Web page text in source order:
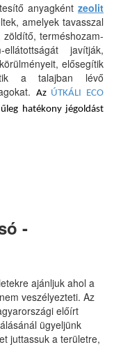
anyagként zeolit
amelyek tavasszal
terméshozam-
javítják,
elősegítik
a talajban lévő
Az ÚTKÁLI ECO
hatékony jégoldást
-
ajánljuk ahol a
veszélyezteti. Az
előírt
ügyeljünk
juttassuk a területre,